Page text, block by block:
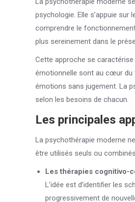
psychologie. Elle s’appuie
comprendre le fonctionnement
plus sereinement dans le
Cette approche se
émotionnelle sont au cœur du
émotions sans jugement. La
selon les besoins de chacun.
Les principales
La psychothérapie moderne
être utilisés seuls ou
Les thérapies cognitivo-
L’idée est d’identifier les
progressivement de